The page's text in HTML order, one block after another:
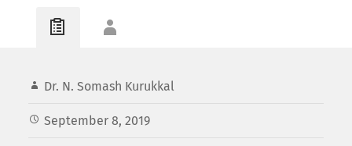
Dr. N. Somash Kurukkal
September 8, 2019